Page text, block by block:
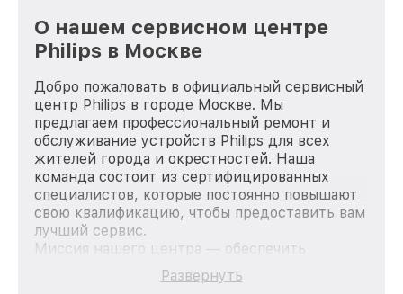
О нашем сервисном центре
Philips в Москве
Добро пожаловать в официальный сервисный
центр Philips в городе Москве. Мы
предлагаем профессиональный ремонт и
обслуживание устройств Philips для всех
жителей города и окрестностей. Наша
команда состоит из сертифицированных
специалистов, которые постоянно повышают
свою квалификацию, чтобы предоставить вам
лучший сервис.
Миссия нашего центра — обеспечить
качественный и доступный ремонт для
каждого пользователя продукции Philips, вне
Развернуть